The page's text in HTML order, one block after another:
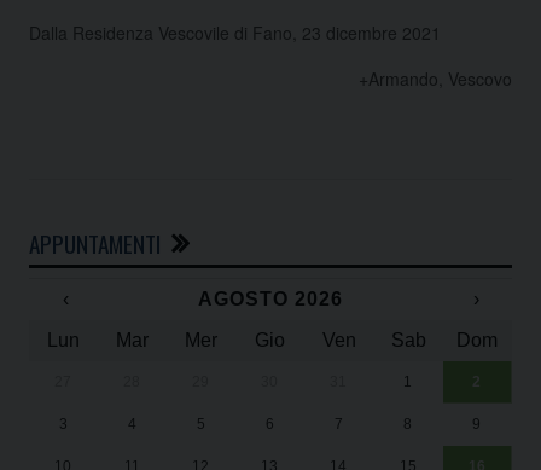
Dalla Residenza Vescovile di Fano, 23 dicembre 2021
+Armando, Vescovo
APPUNTAMENTI
‹ AGOSTO 2026
›
Lun
Mar Mer Gio Ven Sab Dom
1 2
3 4 5 6 7 8 9
10 11 12 13 14 15 16